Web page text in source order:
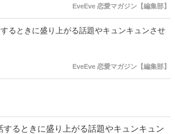
EveEve 恋愛マガジン【編集部】
るときに盛り上がる話題やキュンキュンさせ
EveEve 恋愛マガジン【編集部】
するときに盛り上がる話題やキュンキュン